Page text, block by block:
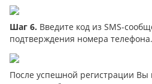
Шаг 6. Введите код из SMS-
подтверждения номера телефона.
После успешной регистрации Вы